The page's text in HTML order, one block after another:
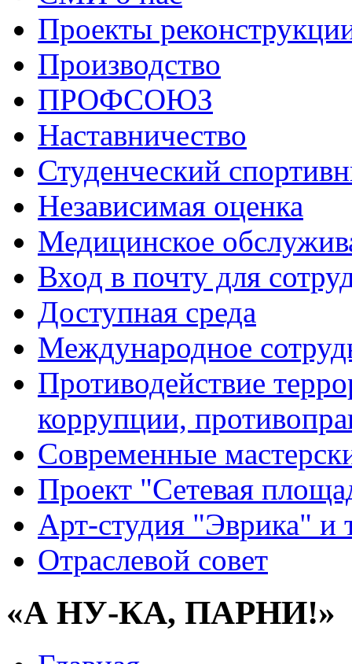
Проекты
Производство
ПРОФСОЮЗ
Наставничество
Студенческий
Независимая оценка
Медицинское
Вход в почту для
Доступная среда
Международное
Противодействие
коррупции,
Современные
Проект "Сетевая
Арт-студия "Эврика" и
Отраслевой совет
«А НУ-КА, ПАРНИ!»